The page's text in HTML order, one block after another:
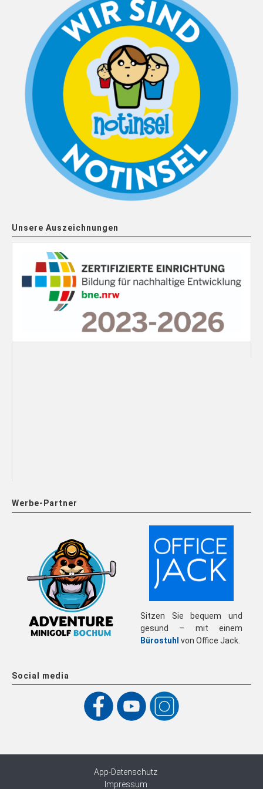
Unsere Auszeichnungen
Werbe-Partner
Sitzen Sie bequem und
gesund – mit einem
Bürostuhl von Office Jack.
Social media
App-Datenschutz
Impressum